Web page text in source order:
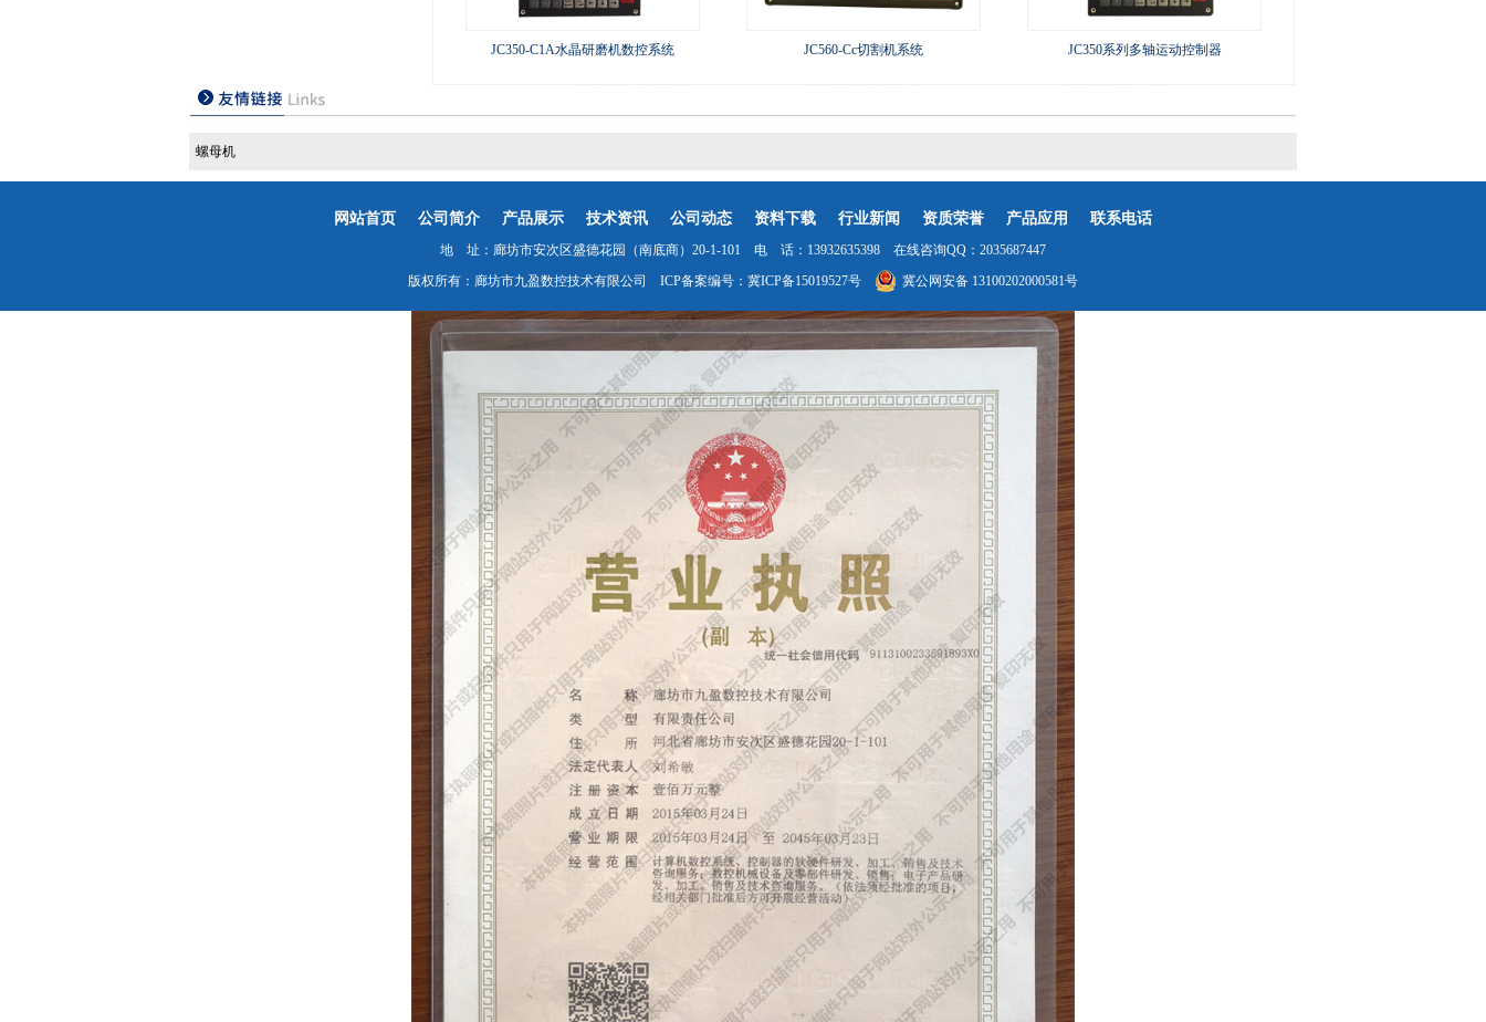
JC350-C1A水晶研磨机数控系统 JC560-Cc切割机系统 JC350系列多轴运动控制器
螺母机
网站首页 公司简介 产品展示 技术资讯 公司动态 资料下载 行业新闻 资质荣誉 产品应用 联系电话
地 址：廊坊市安次区盛德花园（南底商）20-1-101 电 话：13932635398 在线咨询QQ：2035687447
版权所有：廊坊市九盈数控技术有限公司 ICP备案编号： 冀ICP备15019527号 冀公网安备 13100202000581号